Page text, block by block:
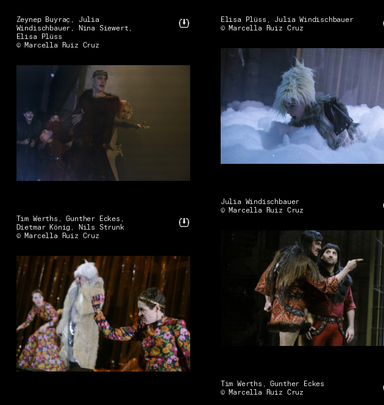
Zeynep Buyraç, Julia
Windischbauer, Nina Siewert,
Elisa Plüss
© Marcella Ruiz Cruz
Elisa Plüss, Julia Windischbauer
© Marcella Ruiz Cruz
Julia Windischbauer
© Marcella Ruiz Cruz
Tim Werths, Gunther Eckes,
Dietmar König, Nils Strunk
© Marcella Ruiz Cruz
Tim Werths, Gunther Eckes
© Marcella Ruiz Cruz